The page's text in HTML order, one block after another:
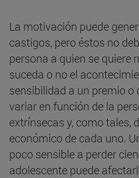
La motivación puede
castigos, pero éstos no
persona a quien se quiere
suceda o no el
sensibilidad a un premio
variar en función de la
extrínsecas y, como tales,
económico de cada uno.
poco sensible a perder
adolescente puede